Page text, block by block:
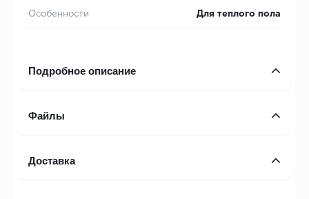
Особенности Для теплого пола
Подробное описание
Файлы
Доставка